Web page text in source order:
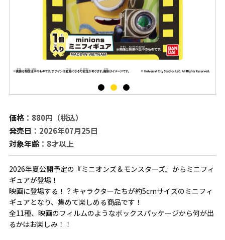
価格：880円（税込）
発売日 ：2026年07月25日
対象年齢：8才以上
2026年夏公開予定の『ミニオンズ＆モンスターズ』からミニフィ
ギュアが登場！
映画に登場する！？キャラクターたちが約5cmサイズのミニフィ
ギュアとなり、集めて楽しめる商品です！
全11種、映画のフィルムのようなボックスパッケージから何が出
るかはお楽しみ！！